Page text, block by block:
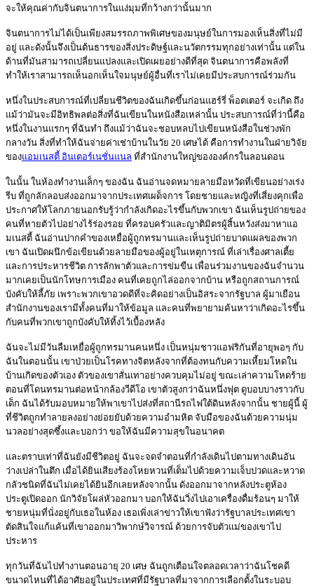
จะให้คุณค่ากับจินตนาการในแง่มุมที่กว้างกว่านั้นมาก
จินตนาการไม่ได้เป็นเพียงสมรรถภาพพิเศษของมนุษย์ในการมองเห็นสิ่งที่ไม่มี
อยู่ และดังนั้นจึงเป็นต้นธารของสิ่งประดิษฐ์และนวัตกรรมทุกอย่างเท่านั้น แต่ใน
ด้านที่มันสามารถเปลี่ยนแปลงและเปิดเผยอย่างดีที่สุด จินตนาการคือพลังที่
ทำให้เราสามารถเห็นอกเห็นใจมนุษย์ผู้อื่นที่เราไม่เคยมีประสบการณ์ร่วมกัน
หนึ่งในประสบการณ์ที่เปลี่ยนชีวิตของฉันเกิดขึ้นก่อนแฮร์รี่ พ็อตเตอร์ จะเกิด ถึง
แม้ว่ามันจะมีอิทธิพลต่อสิ่งที่ฉันเขียนในหนังสือเหล่านั้น ประสบการณ์ที่ว่านี้คือ
หนึ่งในงานแรกๆ ที่ฉันทำ ถึงแม้ว่าฉันจะชอบหลบไปเขียนหนังสือในช่วงพัก
กลางวัน สิ่งที่ทำให้ฉันจ่ายค่าเช่าบ้านในวัย 20 เศษได้ คือการทำงานในฝ่ายวิจัย
ของแอมเนสตี้ อินเตอร์เนชั่นแนล ที่สำนักงานใหญ่ขององค์กรในลอนดอน
ในนั้น ในห้องทำงานเล็กๆ ของฉัน ฉันอ่านจดหมายลายมือหวัดที่เขียนอย่างเร่ง
รีบ ที่ถูกลักลอบส่งออกมาจากประเทศเผด็จการ โดยชายและหญิงที่เสี่ยงคุกเพื่อ
ประกาศให้โลกภายนอกรับรู้ว่ากำลังเกิดอะไรขึ้นกับพวกเขา ฉันเห็นรูปถ่ายของ
คนที่หายตัวไปอย่างไร้ร่องรอย ที่ครอบครัวและญาติมิตรผู้สิ้นหวังส่งมาหาแอ
มเนสตี้ ฉันอ่านปากคำของเหยื่อผู้ถูกทรมานและเห็นรูปถ่ายบาดแผลของพวก
เขา ฉันเปิดผนึกข้อเขียนด้วยลายมือของผู้อยู่ในเหตุการณ์ ที่เล่าเรื่องศาลเตี้ย
และการประหารชีวิต การลักพาตัวและการข่มขืน เพื่อนร่วมงานของฉันจำนวน
มากเคยเป็นนักโทษการเมือง คนที่เคยถูกไล่ออกจากบ้าน หรือถูกสถานการณ์
บังคับให้ลี้ภัย เพราะพวกเขาอวดดีที่จะคิดอย่างเป็นอิสระจากรัฐบาล ผู้มาเยือน
สำนักงานของเรามีทั้งคนที่มาให้ข้อมูล และคนที่พยายามค้นหาว่าเกิดอะไรขึ้น
กับคนที่พวกเขาถูกบังคับให้ทิ้งไว้เบื้องหลัง
ฉันจะไม่มีวันลืมเหยื่อผู้ถูกทรมานคนหนึ่ง เป็นหนุ่มชาวแอฟริกันที่อายุพอๆ กับ
ฉันในตอนนั้น เขาป่วยเป็นโรคทางจิตหลังจากที่ต้องทนกับความเหี้ยมโหดใน
บ้านเกิดของตัวเอง ตัวของเขาสั่นเทาอย่างควบคุมไม่อยู่ ขณะเล่าความโหดร้าย
ตอนที่โดนทรมานต่อหน้ากล้องวีดีโอ เขาตัวสูงกว่าฉันหนึ่งฟุต ดูบอบบางราวกับ
เด็ก ฉันได้รับมอบหมายให้พาเขาไปส่งที่สถานีรถไฟใต้ดินหลังจากนั้น ชายผู้นี้ ผู้
ที่ชีวิตถูกทำลายลงอย่างย่อยยับด้วยความอำมหิต จับมือของฉันด้วยความนุ่ม
นวลอย่างสุดซึ้งและบอกว่า ขอให้ฉันมีความสุขในอนาคต
และตราบเท่าที่ฉันยังมีชีวิตอยู่ ฉันจะจดจำตอนที่กำลังเดินไปตามทางเดินอัน
ว่างเปล่าในตึก เมื่อได้ยินเสียงร้องโหยหวนที่เต็มไปด้วยความเจ็บปวดและหวาด
กลัวชนิดที่ฉันไม่เคยได้ยินอีกเลยหลังจากนั้น ดังออกมาจากหลังประตูห้อง
ประตูเปิดออก นักวิจัยโผล่หัวออกมา บอกให้ฉันวิ่งไปเอาเครื่องดื่มร้อนๆ มาให้
ชายหนุ่มที่นั่งอยู่กับเธอในห้อง เธอเพิ่งเล่าข่าวให้เขาฟังว่ารัฐบาลประเทศเขา
ตัดสินใจแก้แค้นที่เขาออกมาวิพากษ์วิจารณ์ ด้วยการจับตัวแม่ของเขาไป
ประหาร
ทุกวันที่ฉันไปทำงานตอนอายุ 20 เศษ ฉันถูกเตือนใจตลอดเวลาว่าฉันโชคดี
ขนาดไหนที่ได้อาศัยอยู่ในประเทศที่มีรัฐบาลที่มาจากการเลือกตั้งในระบอบ